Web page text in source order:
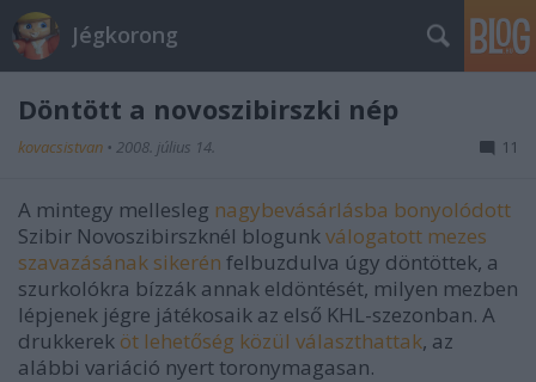
Jégkorong
Döntött a novoszibirszki nép
kovacsistvan • 2008. július 14. 11
A mintegy mellesleg nagybevásárlásba bonyolódott
Szibir Novoszibirszknél blogunkválogatott mezes
szavazásának sikerén felbuzdulva úgy döntöttek, a
szurkolókra bízzák annak eldöntését, milyen mezben
lépjenek jégre játékosaik az első KHL-szezonban. A
drukkerek öt lehetőség közül választhattak, az
alábbi variáció nyert toronymagasan.